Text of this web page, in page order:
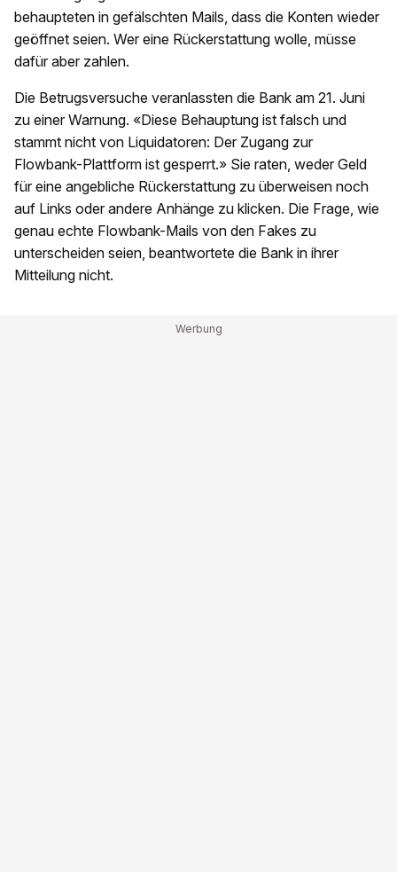
behaupteten in gefälschten Mails, dass die Konten wieder
geöffnet seien. Wer eine Rückerstattung wolle, müsse
dafür aber zahlen.
Die Betrugsversuche veranlassten die Bank am 21. Juni
zu einer Warnung. «Diese Behauptung ist falsch und
stammt nicht von Liquidatoren: Der Zugang zur
Flowbank-Plattform ist gesperrt.» Sie raten, weder Geld
für eine angebliche Rückerstattung zu überweisen noch
auf Links oder andere Anhänge zu klicken. Die Frage, wie
genau echte Flowbank-Mails von den Fakes zu
unterscheiden seien, beantwortete die Bank in ihrer
Mitteilung nicht.